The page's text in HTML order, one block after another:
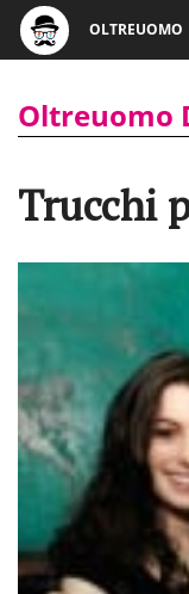
OLTREUOMO
Oltreuomo
Trucchi